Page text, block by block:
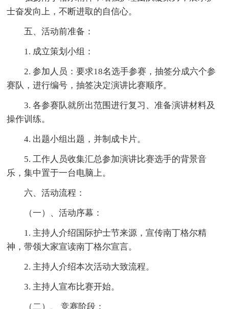
士奋发向上，不断进取的自信心。
五、活动前准备：
1. 成立策划小组：
2. 参加人员：要求18名选手参赛，抽签分成六个参
赛队，进行编号，抽签决定演讲比赛顺序。
3. 各参赛队就所出范围进行复习、准备演讲材料及
操作训练。
4. 出题小组出题，并制成卡片。
5. 工作人员收集汇总参加演讲比赛选手的背景音
乐，集中置于一台电脑上。
六、活动流程：
（一）、活动序幕：
1. 主持人介绍国际护士节来源，宣传南丁格尔精
神，带领大家宣读南丁格尔宣言。
2. 主持人介绍本次活动大致流程。
3. 主持人宣布比赛开始。
（二）、 竞赛阶段：